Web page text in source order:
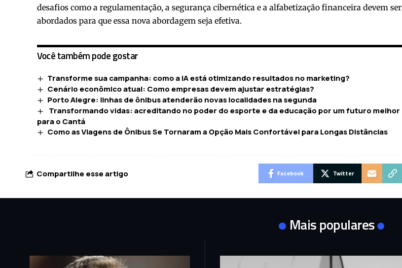
desafios como a regulamentação, a segurança cibernética e a alfabetização financeira devem ser
abordados para que essa nova abordagem seja efetiva.
Você também pode gostar
Transforme sua campanha: como a IA está otimizando resultados no marketing?
Cenário econômico atual: Como empresas devem ajustar estratégias?
Porto Alegre: linhas de ônibus atenderão novas localidades na segunda
Transformando vidas: acreditando no poder do esporte e da educação por um futuro melhor
para o Cantá
Como as Viagens de Ônibus Se Tornaram a Opção Mais Confortável para Longas Distâncias
Compartilhe esse artigo Facebook Twitter
Mais populares